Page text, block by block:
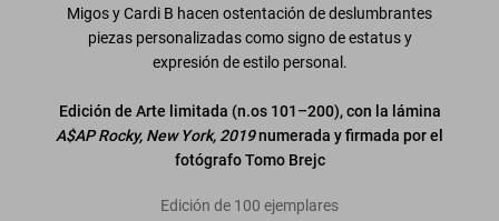
Migos y Cardi B hacen ostentación de deslumbrantes
piezas personalizadas como signo de estatus y
expresión de estilo personal.
Edición de Arte limitada (n.os 101–200), con la lámina
A$AP Rocky, New York, 2019numerada y firmada por el
fotógrafo Tomo Brejc
Edición de 100 ejemplares